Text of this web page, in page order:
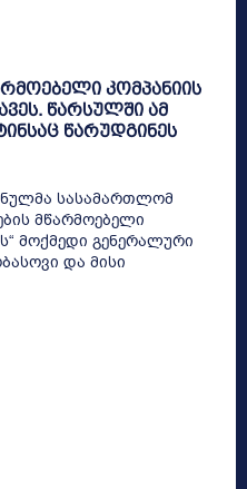
კომპანიის
წარსულში ამ
წარუდგინეს
სასამართლომ
მწარმოებელი
მოქმედი გენერალური
და მისი